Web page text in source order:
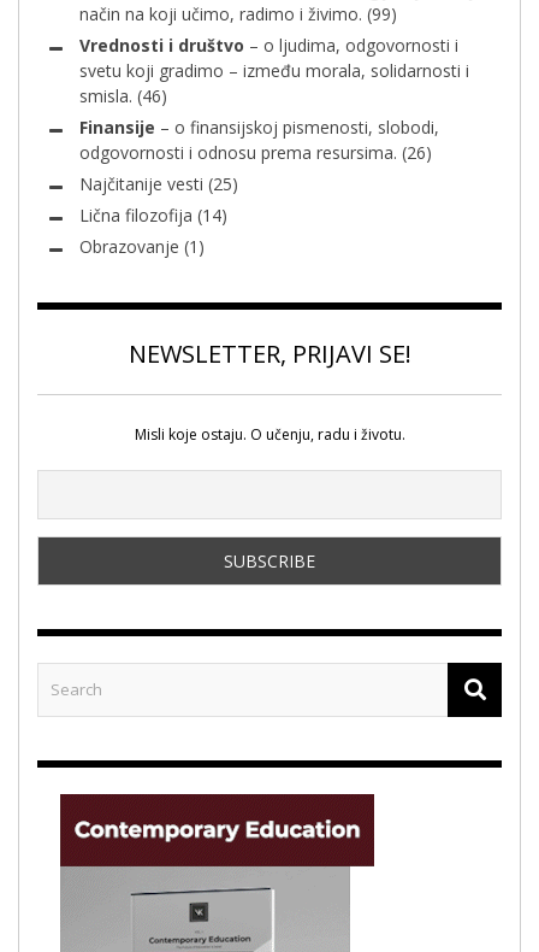
način na koji učimo, radimo i živimo. (99)
Vrednosti i društvo – o ljudima, odgovornosti i
svetu koji gradimo – između morala, solidarnosti i
smisla. (46)
Finansije – o finansijskoj pismenosti, slobodi,
odgovornosti i odnosu prema resursima. (26)
Najčitanije vesti (25)
Lična filozofija (14)
Obrazovanje (1)
NEWSLETTER, PRIJAVI SE!
Misli koje ostaju. O učenju, radu i životu.